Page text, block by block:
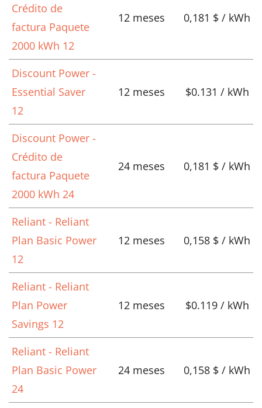
Crédito de
factura Paquete
2000 kWh 12
12 meses 0,181 $ / kWh
Discount Power -
Essential Saver
12
12 meses $0.131 / kWh
Discount Power -
Crédito de
factura Paquete
2000 kWh 24
24 meses 0,181 $ / kWh
Reliant - Reliant
Plan Basic Power
12
12 meses 0,158 $ / kWh
Reliant - Reliant
Plan Power
Savings 12
12 meses $0.119 / kWh
Reliant - Reliant
Plan Basic Power
24
24 meses 0,158 $ / kWh